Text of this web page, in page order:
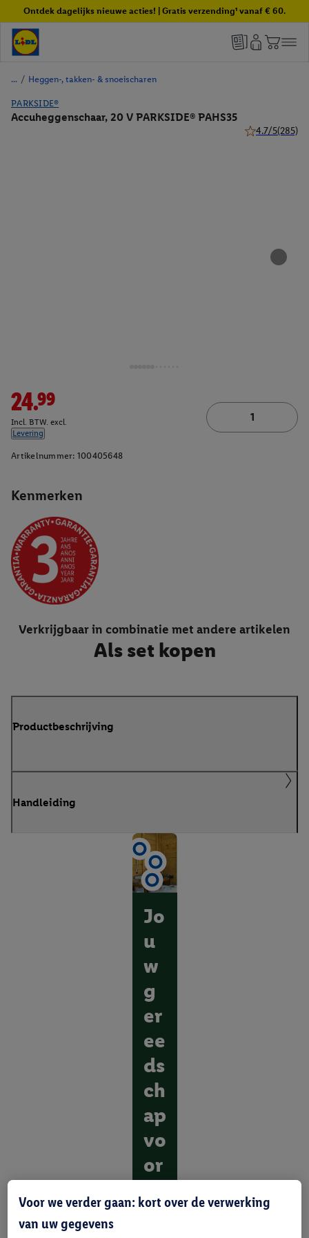
Ontdek dagelijks nieuwe acties! | Gratis verzending¹ vanaf € 60.
/ Heggen-, takken- & snoeischaren
PARKSIDE®
Accuheggenschaar, 20 V PARKSIDE® PAHS35
4.7/5(285)
Kenmerken
24.99
Incl. BTW. excl.
Levering
Artikelnummer: 100405648
Verkrijgbaar in combinatie met andere artikelen
Als set kopen
Productbeschrijving
Handleiding
Jo
u
w
g
er
ee
ds
ch
ap
vo
or
ke
Voor we verder gaan: kort over de verwerking
van uw gegevens